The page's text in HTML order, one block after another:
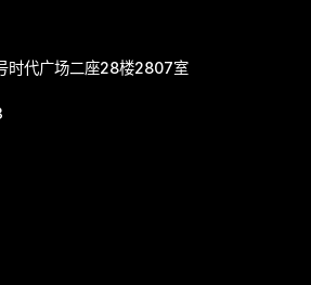
时代广场二座28楼2807室